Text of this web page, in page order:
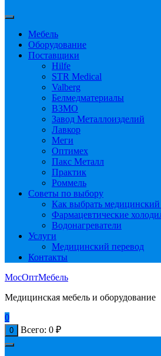
Мебель
Оборудование
Поставщики
Hilfe
STR Medical
Valberg
Белмедматериалы
ВЗМО
Завод Металлоизделий
Лавкор
Меги
Оптимех
Пакс Металл
Практик
Роммель
Советы по выбору
Как выбрать
Фармацевтические
Водонагреватели
Услуги
Медицинский перевод
Контакты
МосОптМебель
Медицинская мебель и оборудование
0
0 Всего: 0 ₽